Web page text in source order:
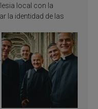
local con la
la identidad de las